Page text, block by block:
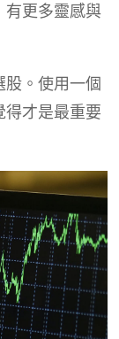
有更多靈感與
股。使用一個
得才是最重要